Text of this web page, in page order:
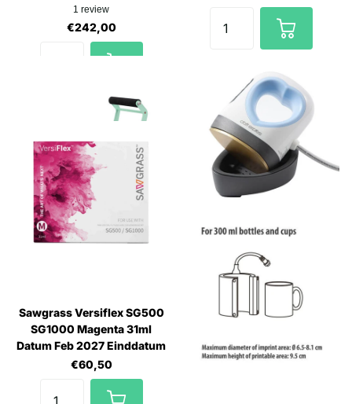
1 review
€242,00
Sawgrass Versiflex SG500
SG1000 Magenta 31ml
Datum Feb 2027 Einddatum
€60,50